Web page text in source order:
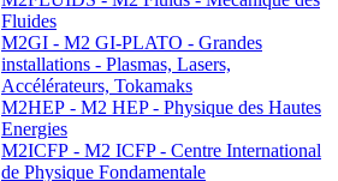
Fluides
M2GI - M2 GI-PLATO - Grandes
installations - Plasmas, Lasers,
Accélérateurs, Tokamaks
M2HEP - M2 HEP - Physique des Hautes
Energies
M2ICFP - M2 ICFP - Centre International
de Physique Fondamentale